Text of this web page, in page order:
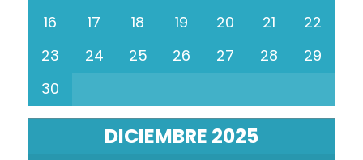
16
17 18 19 20 21
22
23
24 25 26 27 28
29
30
DICIEMBRE 2025